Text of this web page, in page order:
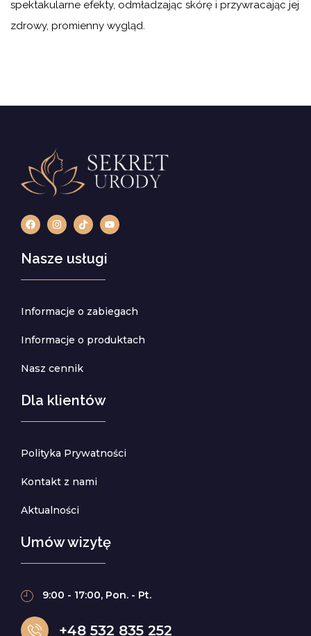
spektakularne efekty, odmładzając skórę i przywracając jej
zdrowy, promienny wygląd.
Nasze usługi
Informacje o zabiegach
Informacje o produktach
Nasz cennik
Dla klientów
Polityka Prywatności
Kontakt z nami
Aktualności
Umów wizytę
9:00 - 17:00, Pon. - Pt.
+48 532 835 252